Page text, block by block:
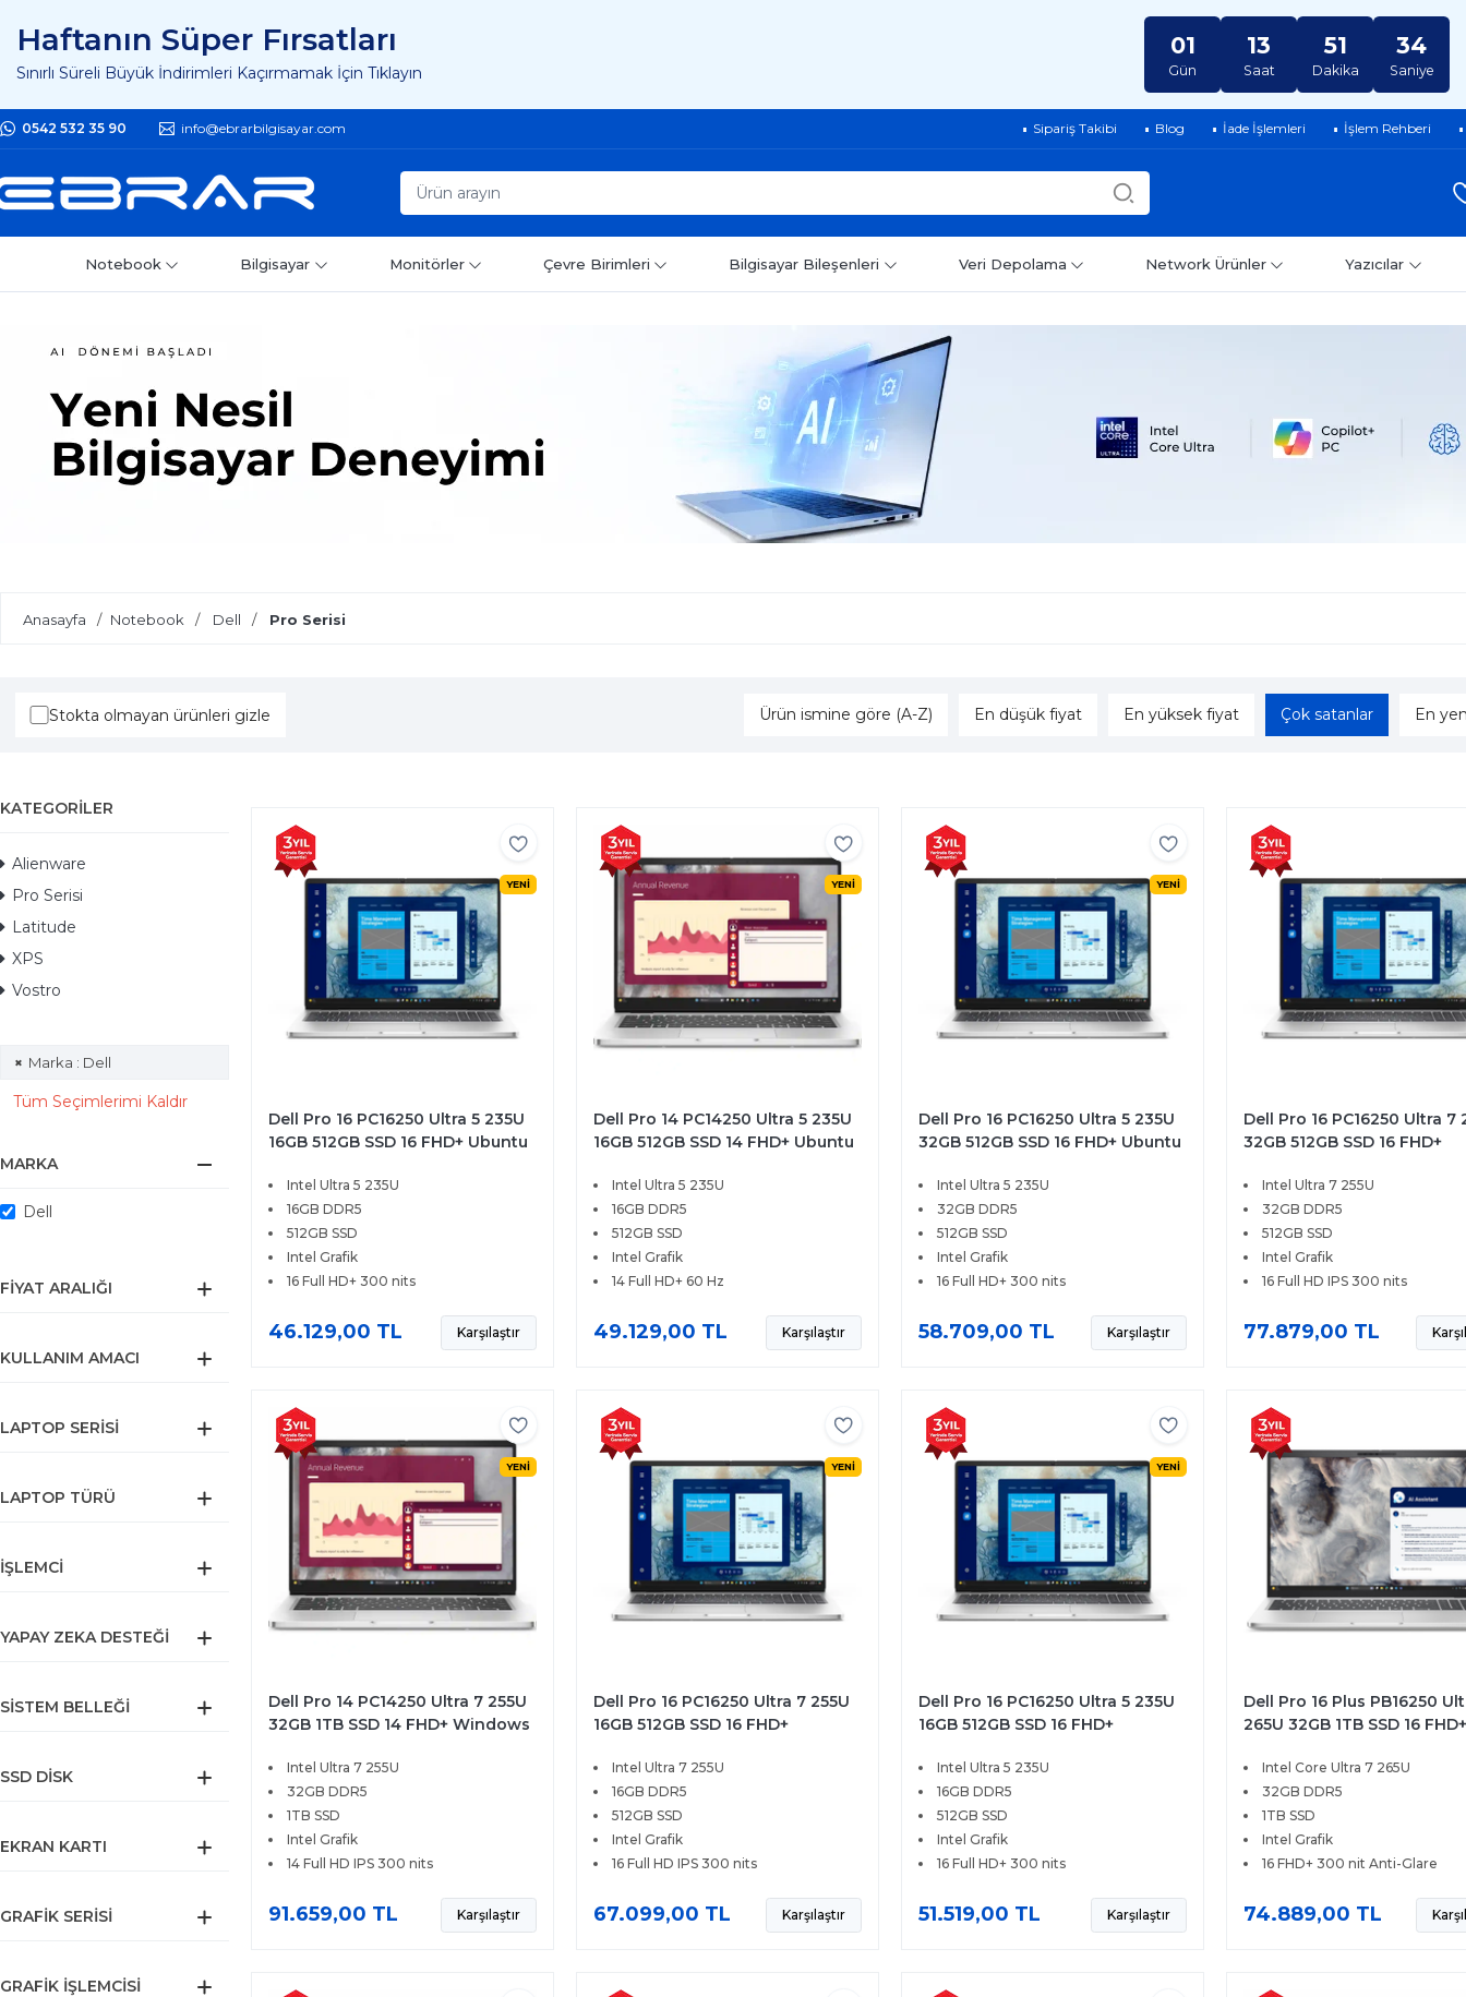
Haftanın Süper Fırsatları
Sınırlı Süreli Büyük İndirimleri Kaçırmamak İçin Tıklayın
01
Gün
13
Saat
51
Dakika
32
Saniye
0542 532 35 90 info@ebrarbilgisayar.com Sipariş Takibi Blog İade İşlemleri İşlem Rehberi
Notebook Bilgisayar Monitörler Çevre Birimleri Bilgisayar Bileşenleri Veri Depolama Network Ürünler Yazıcılar
Anasayfa Notebook Dell Pro Serisi
Stokta olmayan ürünleri gizle Ürün ismine göre (A-Z) En düşük fiyat En yüksek fiyat Çok satanlar En
KATEGORILER
Alienware
Pro Serisi
Latitude
XPS
Vostro
Marka : Dell
Tüm Seçimlerimi Kaldır
MARKA
Dell
FIYAT ARALIĞI
KULLANIM AMACI
LAPTOP SERISI
LAPTOP TÜRÜ
İŞLEMCI
YAPAY ZEKA DESTEĞI
SISTEM BELLEĞI
SSD DISK
EKRAN KARTI
GRAFIK SERISI
GRAFIK İŞLEMCISI
YENİ
Dell Pro 16 PC16250 Ultra 5 235U
16GB 512GB SSD 16 FHD+ Ubuntu
Intel Ultra 5 235U
16GB DDR5
512GB SSD
Intel Grafik
16 Full HD+ 300 nits
46.129,00 TL Karşılaştır
YENİ
Dell Pro 14 PC14250 Ultra 5 235U
16GB 512GB SSD 14 FHD+ Ubuntu
Intel Ultra 5 235U
16GB DDR5
512GB SSD
Intel Grafik
14 Full HD+ 60 Hz
49.129,00 TL Karşılaştır
YENİ
Dell Pro 16 PC16250 Ultra 5 235U
32GB 512GB SSD 16 FHD+ Ubuntu
Intel Ultra 5 235U
32GB DDR5
512GB SSD
Intel Grafik
16 Full HD+ 300 nits
58.709,00 TL Karşılaştır
Dell Pro 16 PC16250 Ultra 7
32GB 512GB SSD 16 FHD+
Intel Ultra 7 255U
32GB DDR5
512GB SSD
Intel Grafik
16 Full HD IPS 300 nits
77.879,00 TL
YENİ
Dell Pro 14 PC14250 Ultra 7 255U
32GB 1TB SSD 14 FHD+ Windows
Intel Ultra 7 255U
32GB DDR5
1TB SSD
Intel Grafik
14 Full HD IPS 300 nits
91.659,00 TL Karşılaştır
YENİ
Dell Pro 16 PC16250 Ultra 7 255U
16GB 512GB SSD 16 FHD+
Intel Ultra 7 255U
16GB DDR5
512GB SSD
Intel Grafik
16 Full HD IPS 300 nits
67.099,00 TL Karşılaştır
YENİ
Dell Pro 16 PC16250 Ultra 5 235U
16GB 512GB SSD 16 FHD+
Intel Ultra 5 235U
16GB DDR5
512GB SSD
Intel Grafik
16 Full HD+ 300 nits
51.519,00 TL Karşılaştır
Dell Pro 16 Plus PB16250
265U 32GB 1TB SSD 16 FHD+
Intel Core Ultra 7 265U
32GB DDR5
1TB SSD
Intel Grafik
16 FHD+ 300 nit Anti-Glare
74.889,00 TL